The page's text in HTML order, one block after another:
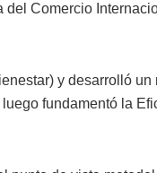
del Comercio
y desarrolló
fundamentó la